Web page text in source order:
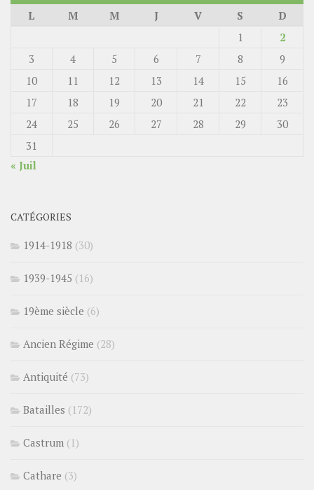
L
M M J V S
D
1
2
3
4 5 6 7 8
9
10
11 12 13 14 15
16
17
18 19 20 21 22
23
24
25 26 27 28 29
30
31
« Juil
CATÉGORIES
1914-1918 (30)
1939-1945 (16)
19ème siècle (6)
Ancien Régime (28)
Antiquité (73)
Batailles (172)
Castrum (1)
Cathare (3)